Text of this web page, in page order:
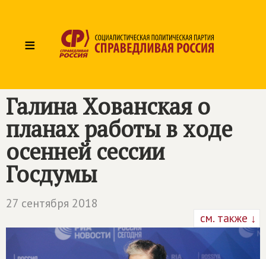
≡
Галина Хованская о
планах работы в ходе
осенней сессии
Госдумы
27 сентября 2018
см. также ↓